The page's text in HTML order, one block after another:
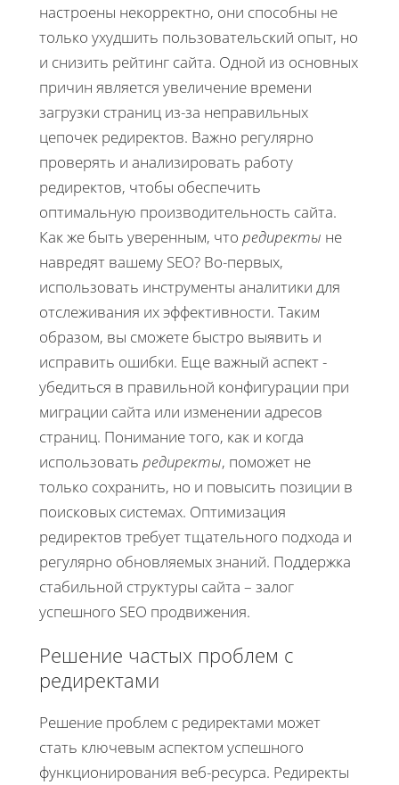
настроены некорректно, они способны не
только ухудшить пользовательский опыт, но
и снизить рейтинг сайта. Одной из основных
причин является увеличение времени
загрузки страниц из-за неправильных
цепочек редиректов. Важно регулярно
проверять и анализировать работу
редиректов, чтобы обеспечить
оптимальную производительность сайта.
Как же быть уверенным, что редиректы не
навредят вашему SEO? Во-первых,
использовать инструменты аналитики для
отслеживания их эффективности. Таким
образом, вы сможете быстро выявить и
исправить ошибки. Еще важный аспект -
убедиться в правильной конфигурации при
миграции сайта или изменении адресов
страниц. Понимание того, как и когда
использовать редиректы, поможет не
только сохранить, но и повысить позиции в
поисковых системах. Оптимизация
редиректов требует тщательного подхода и
регулярно обновляемых знаний. Поддержка
стабильной структуры сайта – залог
успешного SEO продвижения.
Решение частых проблем с
редиректами
Решение проблем с редиректами может
стать ключевым аспектом успешного
функционирования веб-ресурса. Редиректы